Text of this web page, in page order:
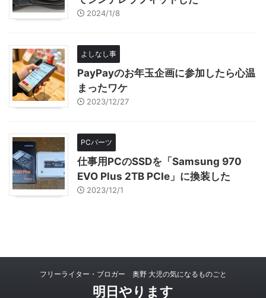
2024/1/8
よしなし事
PayPayのお年玉企画に参加したら心温
まったワケ
2023/12/27
PCパーツ
仕事用PCのSSDを「Samsung 970
EVO Plus 2TB PCIe」に換装した
2023/12/1
フリーライター・ブロガー 奥野 大児の気になるものごと
明日やります